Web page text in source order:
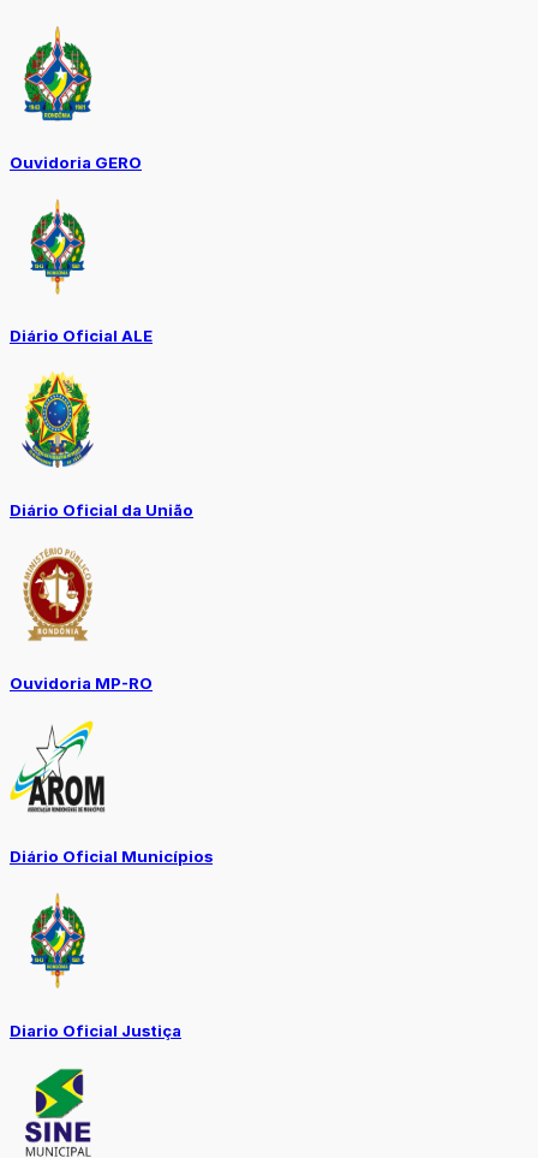
Ouvidoria GERO
Diário Oficial ALE
Diário Oficial da União
Ouvidoria MP-RO
Diário Oficial Municípios
Diario Oficial Justiça